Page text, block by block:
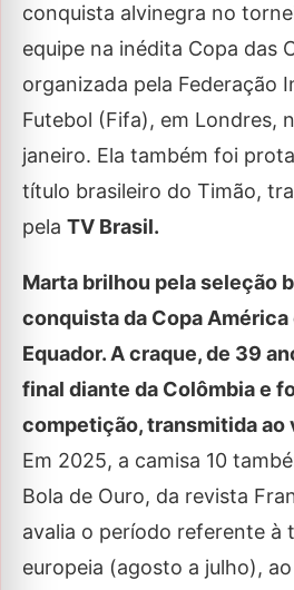
conquista alvinegra no
equipe na inédita Copa das
organizada pela Federação
Futebol (Fifa), em Londres,
janeiro. Ela também foi
título brasileiro do Timão,
pela TV Brasil.
Marta brilhou pela seleção
conquista da Copa América
Equador. A craque, de 39
final diante da Colômbia e
competição, transmitida ao
Em 2025, a camisa 10
Bola de Ouro, da revista
avalia o período referente à
europeia (agosto a julho),